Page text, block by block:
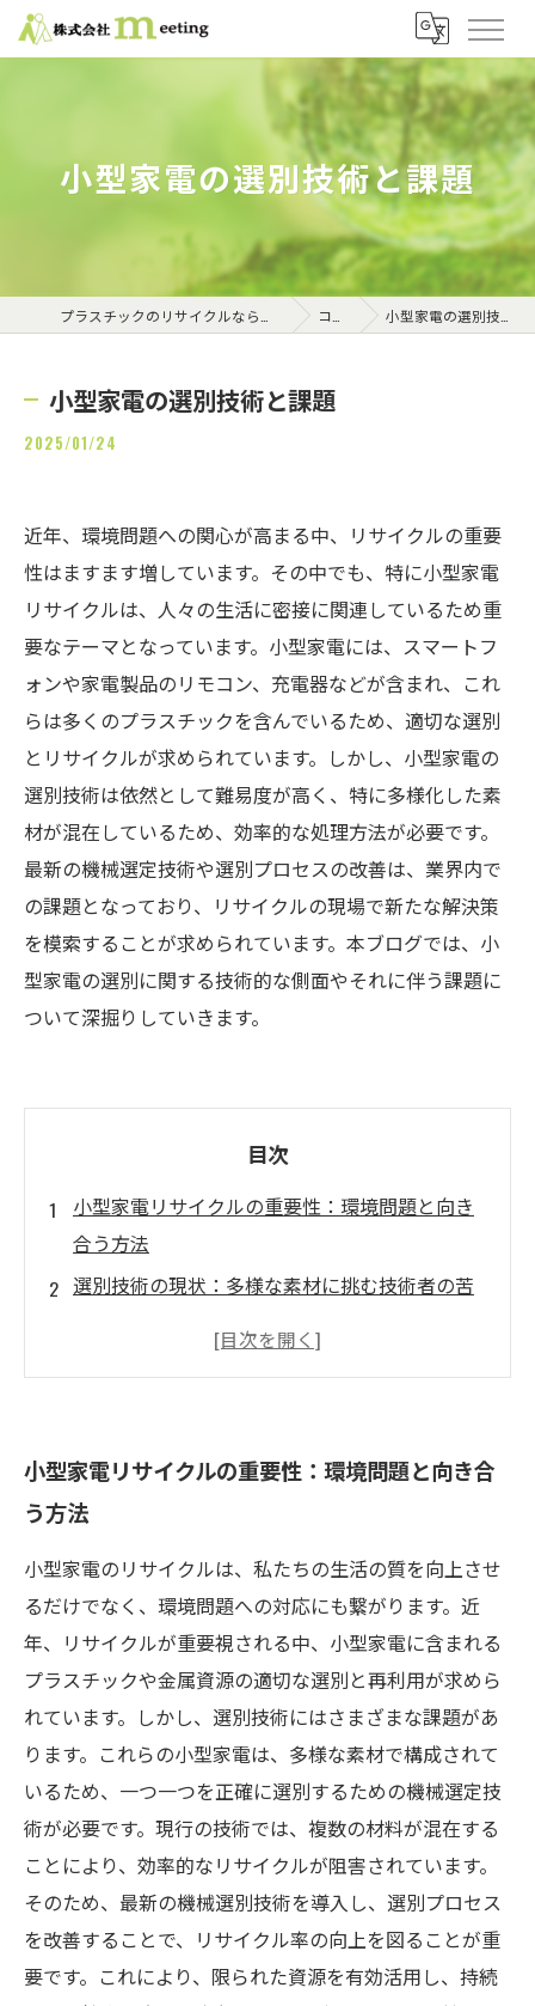
小型家電の選別技術と課題
コラム 小型家電の選別技術と課題
小型家電の選別技術と課題
2025/01/24
近年、環境問題への関心が高まる中、リサイクルの重要
性はますます増しています。その中でも、特に小型家電
リサイクルは、人々の生活に密接に関連しているため重
要なテーマとなっています。小型家電には、スマートフ
ォンや家電製品のリモコン、充電器などが含まれ、これ
らは多くのプラスチックを含んでいるため、適切な選別
とリサイクルが求められています。しかし、小型家電の
選別技術は依然として難易度が高く、特に多様化した素
材が混在しているため、効率的な処理方法が必要です。
最新の機械選定技術や選別プロセスの改善は、業界内で
の課題となっており、リサイクルの現場で新たな解決策
を模索することが求められています。本ブログでは、小
型家電の選別に関する技術的な側面やそれに伴う課題に
ついて深掘りしていきます。
目次
小型家電リサイクルの重要性：環境問題と向き
合う方法
選別技術の現状：多様な素材に挑む技術者の苦
に向けた取り組み
小型家電選別の未来：持続可能な社会の実現に
向けて
効率的な選別方法：業界に新たな風を吹き込む
技術革新
私たちにできること：小型家電リサイクルへの
参加方法
小型家電リサイクルの重要性：環境問題と向き合
う方法
小型家電のリサイクルは、私たちの生活の質を向上させ
るだけでなく、環境問題への対応にも繋がります。近
年、リサイクルが重要視される中、小型家電に含まれる
プラスチックや金属資源の適切な選別と再利用が求めら
れています。しかし、選別技術にはさまざまな課題があ
ります。これらの小型家電は、多様な素材で構成されて
いるため、一つ一つを正確に選別するための機械選定技
術が必要です。現行の技術では、複数の材料が混在する
ことにより、効率的なリサイクルが阻害されています。
そのため、最新の機械選別技術を導入し、選別プロセス
を改善することで、リサイクル率の向上を図ることが重
要です。これにより、限られた資源を有効活用し、持続